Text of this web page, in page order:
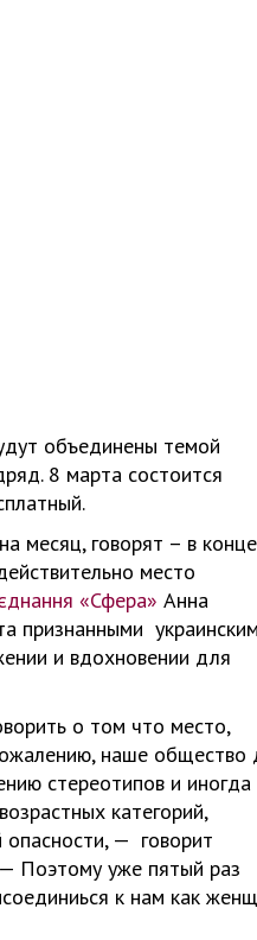
объединены темой
8 марта состоится
месяц, говорят – в конце
место
«Сфера» Анна
признанными украинским
и вдохновении для
о том что место,
наше общество
стереотипов и иногда
категорий,
опасности, — говорит
Поэтому уже пятый раз
к нам как